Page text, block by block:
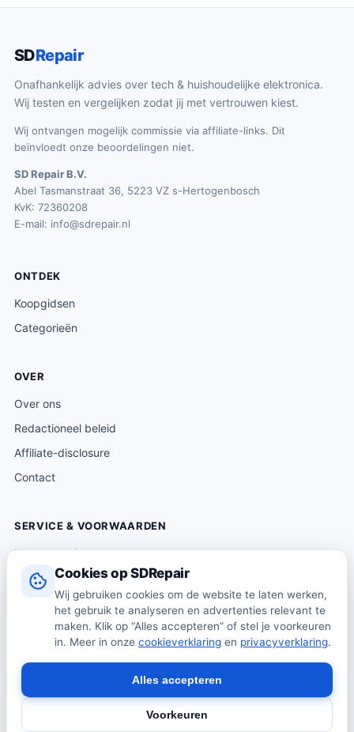
Cookies op SDRepair
Wij gebruiken cookies om de website te laten werken,
het gebruik te analyseren en advertenties relevant te
maken. Klik op “Alles accepteren” of stel je voorkeuren
in. Meer in onze cookieverklaring en privacyverklaring.
Voorkeuren
Alles accepteren
SDRepair
Onafhankelijk advies over tech & huishoudelijke elektronica.
Wij testen en vergelijken zodat jij met vertrouwen kiest.
Wij ontvangen mogelijk commissie via affiliate-links. Dit
beïnvloedt onze beoordelingen niet.
SD Repair B.V.
Abel Tasmanstraat 36, 5223 VZ s-Hertogenbosch
KvK: 72360208
E-mail: info@sdrepair.nl
ONTDEK
Koopgidsen
Categorieën
OVER
Over ons
Redactioneel beleid
Affiliate-disclosure
Contact
SERVICE & VOORWAARDEN
Klantenservice
Verzending & levering
Retourneren
Algemene voorwaarden